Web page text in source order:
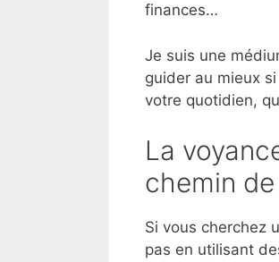
finances…
Je suis une
guider au mieux
votre quotidien,
La
chemin
Si vous cherchez
pas en utilisant